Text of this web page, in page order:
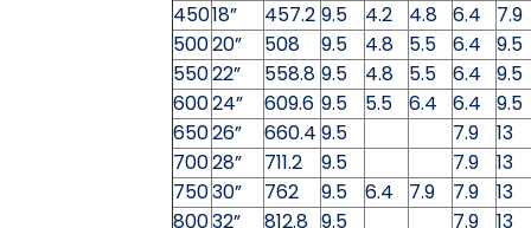
45018” 457.2 9.5 4.2 4.8 6.4
7.9
50020” 508 9.5 4.8 5.5 6.4
9.5
55022” 558.8 9.5 4.8 5.5 6.4
9.5
60024” 609.6 9.5 5.5 6.4 6.4
9.5
65026” 660.4 9.5 7.9
13
70028” 711.2 9.5 7.9
13
75030” 762 9.5 6.4 7.9 7.9
13
80032” 812.8 9.5 7.9 13